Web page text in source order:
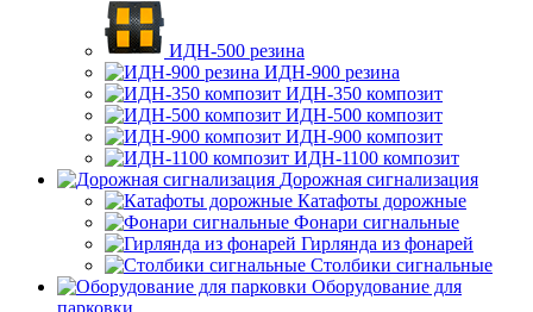
ИДН-500 резина
ИДН-900 резина
ИДН-350 композит
ИДН-500 композит
ИДН-900 композит
ИДН-1100 композит
Дорожная сигнализация
Катафоты дорожные
Фонари сигнальные
Гирлянда из фонарей
Столбики сигнальные
Оборудование для
парковки